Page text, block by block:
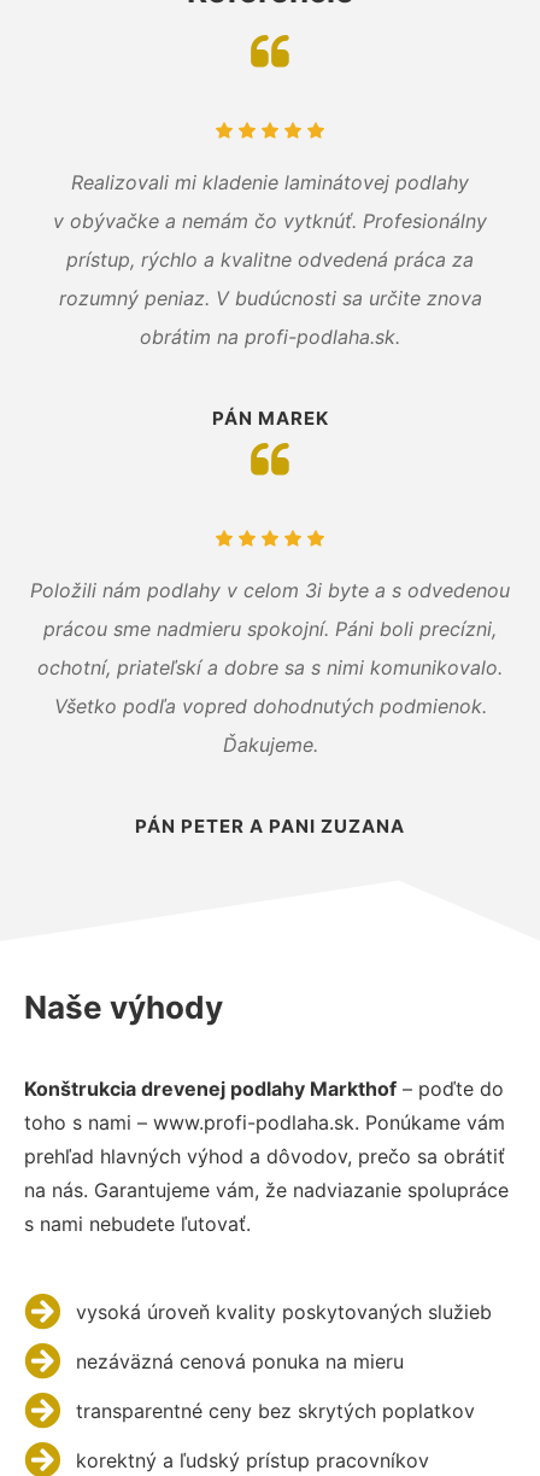
Realizovali mi kladenie laminátovej podlahy
v obývačke a nemám čo vytknúť. Profesionálny
prístup, rýchlo a kvalitne odvedená práca za
rozumný peniaz. V budúcnosti sa určite znova
obrátim na profi-podlaha.sk.
PÁN MAREK
Položili nám podlahy v celom 3i byte a s odvedenou
prácou sme nadmieru spokojní. Páni boli precízni,
ochotní, priateľskí a dobre sa s nimi komunikovalo.
Všetko podľa vopred dohodnutých podmienok.
Ďakujeme.
PÁN PETER A PANI ZUZANA
Naše výhody
Konštrukcia drevenej podlahy Markthof – poďte do
toho s nami – www.profi-podlaha.sk. Ponúkame vám
prehľad hlavných výhod a dôvodov, prečo sa obrátiť
na nás. Garantujeme vám, že nadviazanie spolupráce
s nami nebudete ľutovať.
vysoká úroveň kvality poskytovaných služieb
nezáväzná cenová ponuka na mieru
transparentné ceny bez skrytých poplatkov
korektný a ľudský prístup pracovníkov